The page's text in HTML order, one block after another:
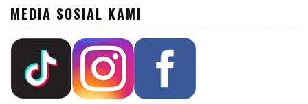
MEDIA SOSIAL KAMI